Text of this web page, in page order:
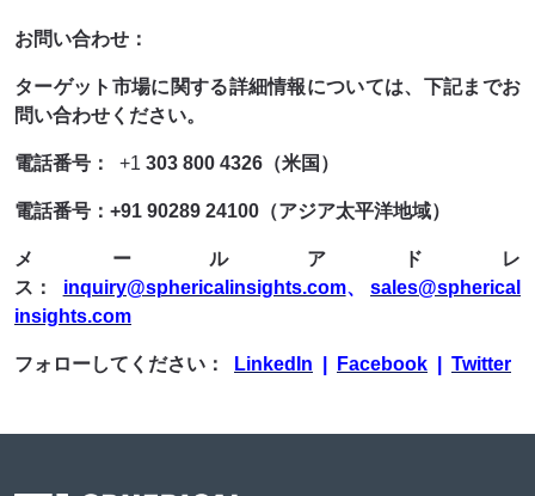
お問い合わせ：
ターゲット市場に関する詳細情報については、下記までお
問い合わせください。
電話番号： +1 303 800 4326（米国）
電話番号：+91 90289 24100（アジア太平洋地域）
メールアドレ
ス： inquiry@sphericalinsights.com、
sales@spherical
insights.com
フォローしてください： LinkedIn Facebook Twitter